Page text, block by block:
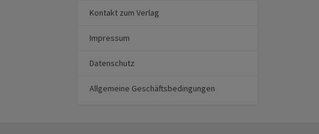
Kontakt zum Verlag
Impressum
Datenschutz
Allgemeine Geschäftsbedingungen